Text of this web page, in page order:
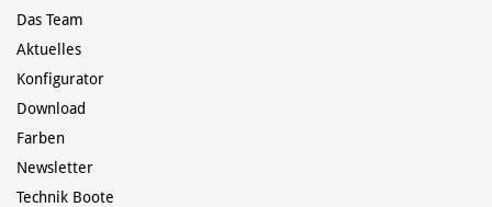
Das Team
Aktuelles
Konfigurator
Download
Farben
Newsletter
Technik Boote